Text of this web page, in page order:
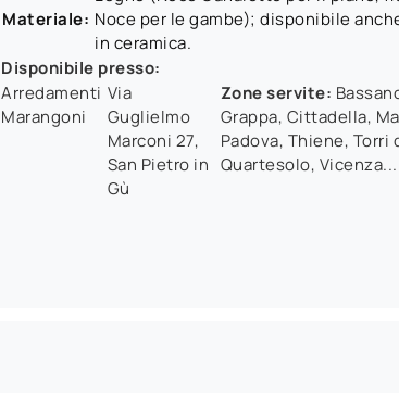
Materiale: Noce per le gambe); disponibile
in ceramica.
Disponibile presso:
Arredamenti
Marangoni
Via
Guglielmo
Marconi 27,
San Pietro in
Gù
Zone servite:
Grappa, Cittadella,
Padova, Thiene, Torri
Quartesolo, Vicenza...